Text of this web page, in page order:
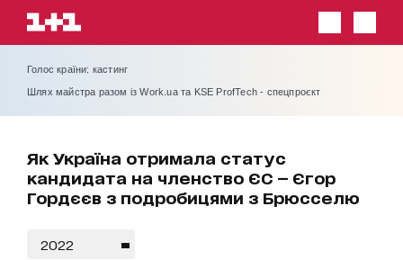
Голос країни: кастинг
Шлях майстра разом із Work.ua та KSE ProfTech - спецпроєкт
Як Україна отримала статус
кандидата на членство ЄС — Єгор
Гордєєв з подробицями з Брюсселю
2022